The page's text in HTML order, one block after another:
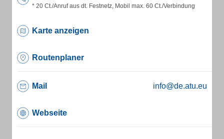
* 20 Ct./Anruf aus dt. Festnetz, Mobil max. 60 Ct./Verbindung
Karte anzeigen
Routenplaner
Mail info@de.atu.eu
Webseite